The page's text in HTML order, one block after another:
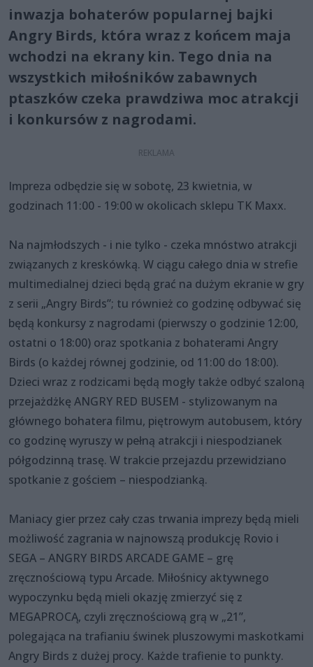
inwazja bohaterów popularnej bajki
Angry Birds, która wraz z końcem maja
wchodzi na ekrany kin. Tego dnia na
wszystkich miłośników zabawnych
ptaszków czeka prawdziwa moc atrakcji
i konkursów z nagrodami.
Impreza odbędzie się w sobotę, 23 kwietnia, w
godzinach 11:00 - 19:00 w okolicach sklepu TK Maxx.
Na najmłodszych - i nie tylko - czeka mnóstwo atrakcji
związanych z kreskówką. W ciągu całego dnia w strefie
multimedialnej dzieci będą grać na dużym ekranie w gry
z serii „Angry Birds”; tu również co godzinę odbywać się
będą konkursy z nagrodami (pierwszy o godzinie 12:00,
ostatni o 18:00) oraz spotkania z bohaterami Angry
Birds (o każdej równej godzinie, od 11:00 do 18:00).
Dzieci wraz z rodzicami będą mogły także odbyć szaloną
przejażdżkę ANGRY RED BUSEM - stylizowanym na
głównego bohatera filmu, piętrowym autobusem, który
co godzinę wyruszy w pełną atrakcji i niespodzianek
półgodzinną trasę. W trakcie przejazdu przewidziano
spotkanie z gościem – niespodzianką.
Maniacy gier przez cały czas trwania imprezy będą mieli
możliwość zagrania w najnowszą produkcję Rovio i
SEGA – ANGRY BIRDS ARCADE GAME – grę
zręcznościową typu Arcade. Miłośnicy aktywnego
wypoczynku będą mieli okazję zmierzyć się z
MEGAPROCĄ, czyli zręcznościową grą w „21”,
polegająca na trafianiu świnek pluszowymi maskotkami
Angry Birds z dużej procy. Każde trafienie to punkty.